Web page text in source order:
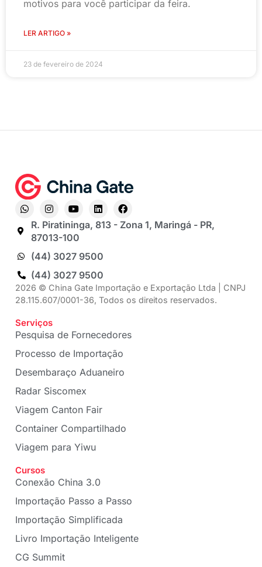
motivos para você participar da feira.
LER ARTIGO »
23 de fevereiro de 2024
R. Piratininga, 813 - Zona 1, Maringá - PR,
87013-100
(44) 3027 9500
(44) 3027 9500
2026 © China Gate Importação e Exportação Ltda | CNPJ
28.115.607/0001-36, Todos os direitos reservados.
Serviços
Pesquisa de Fornecedores
Processo de Importação
Desembaraço Aduaneiro
Radar Siscomex
Viagem Canton Fair
Container Compartilhado
Viagem para Yiwu
Cursos
Conexão China 3.0
Importação Passo a Passo
Importação Simplificada
Livro Importação Inteligente
CG Summit